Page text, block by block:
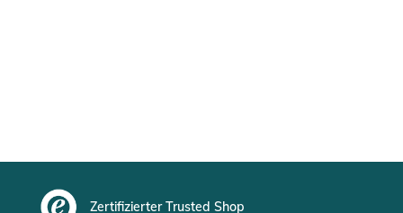
Zertifizierter Trusted Shop